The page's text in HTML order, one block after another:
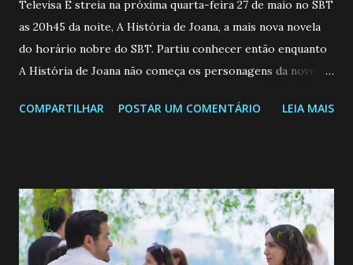
Televisa E streia na próxima quarta-feira 27 de maio no SBT
as 20h45 da noite, A História de Joana, a mais nova novela
do horário nobre do SBT. Partiu conhecer então enquanto
A História de Joana não começa os personagens da novela?
de 25/05/26 a 31/05/26 JOANA GUADALUPE (Camila
permanecer virgem até encontrar o homem que realmente
ama, o que não é fácil, já que dedica todas as suas energias a
se aprimorar, trabalhando, estudando e se orgulhando de
COMPARTILHAR POSTAR UM COMENTÁRIO LEIA MAIS